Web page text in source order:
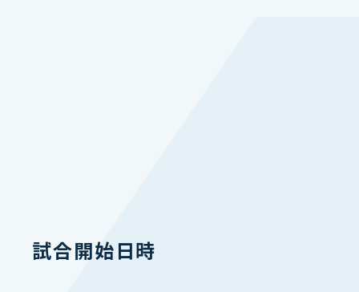
試合開始日時